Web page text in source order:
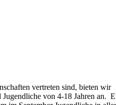
vertreten sind, bieten wir
von 4-18 Jahren an.